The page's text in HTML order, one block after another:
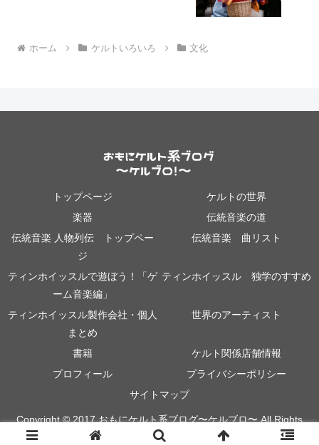
ホーム ケルトいろいろ 文化
トップページ
ケルトの世界
楽器
伝統音楽の道
伝統音楽 人物列伝 トップペー
ジ
伝統音楽 曲リスト
ティンホイッスルで遊ぼう！「ゲ
ーム音楽編」
ティンホイッスル 独学のすすめ
ティンホイッスル製作会社・個人
まとめ
世界のアーティスト
書籍
ケルト関係店舗情報
プロフィール
プライバシーポリシー
サイトマップ
Copyright © 2017 おもにケルト系ブログ〜ケルブロ〜 All Rights
Reserved.